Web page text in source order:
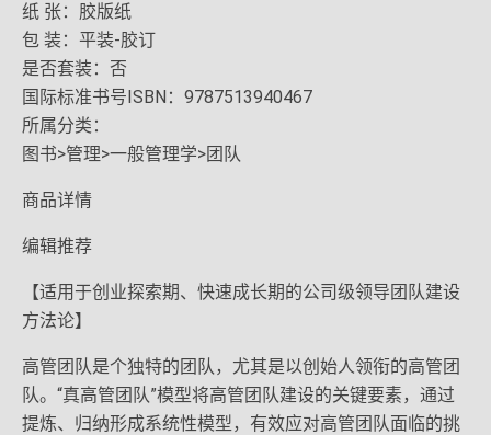
纸 张：胶版纸
包 装：平装-胶订
是否套装：否
国际标准书号ISBN：9787513940467
所属分类：
图书>管理>一般管理学>团队
商品详情
编辑推荐
【适用于创业探索期、快速成长期的公司级领导团队建设
方法论】
高管团队是个独特的团队，尤其是以创始人领衔的高管团
队。“真高管团队”模型将高管团队建设的关键要素，通过
提炼、归纳形成系统性模型，有效应对高管团队面临的挑